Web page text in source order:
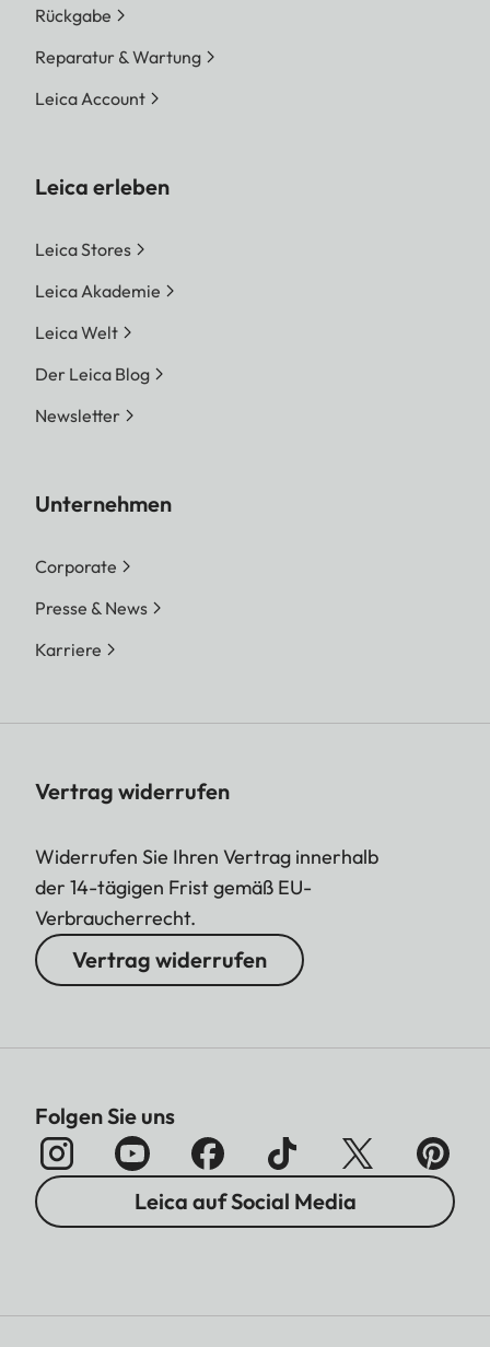
Rückgabe
Reparatur & Wartung
Leica Account
Leica erleben
Leica Stores
Leica Akademie
Leica Welt
Der Leica Blog
Newsletter
Unternehmen
Corporate
Presse & News
Karriere
Vertrag widerrufen
Widerrufen Sie Ihren Vertrag innerhalb
der 14-tägigen Frist gemäß EU-
Verbraucherrecht.
Vertrag widerrufen
Folgen Sie uns
Leica auf Social Media